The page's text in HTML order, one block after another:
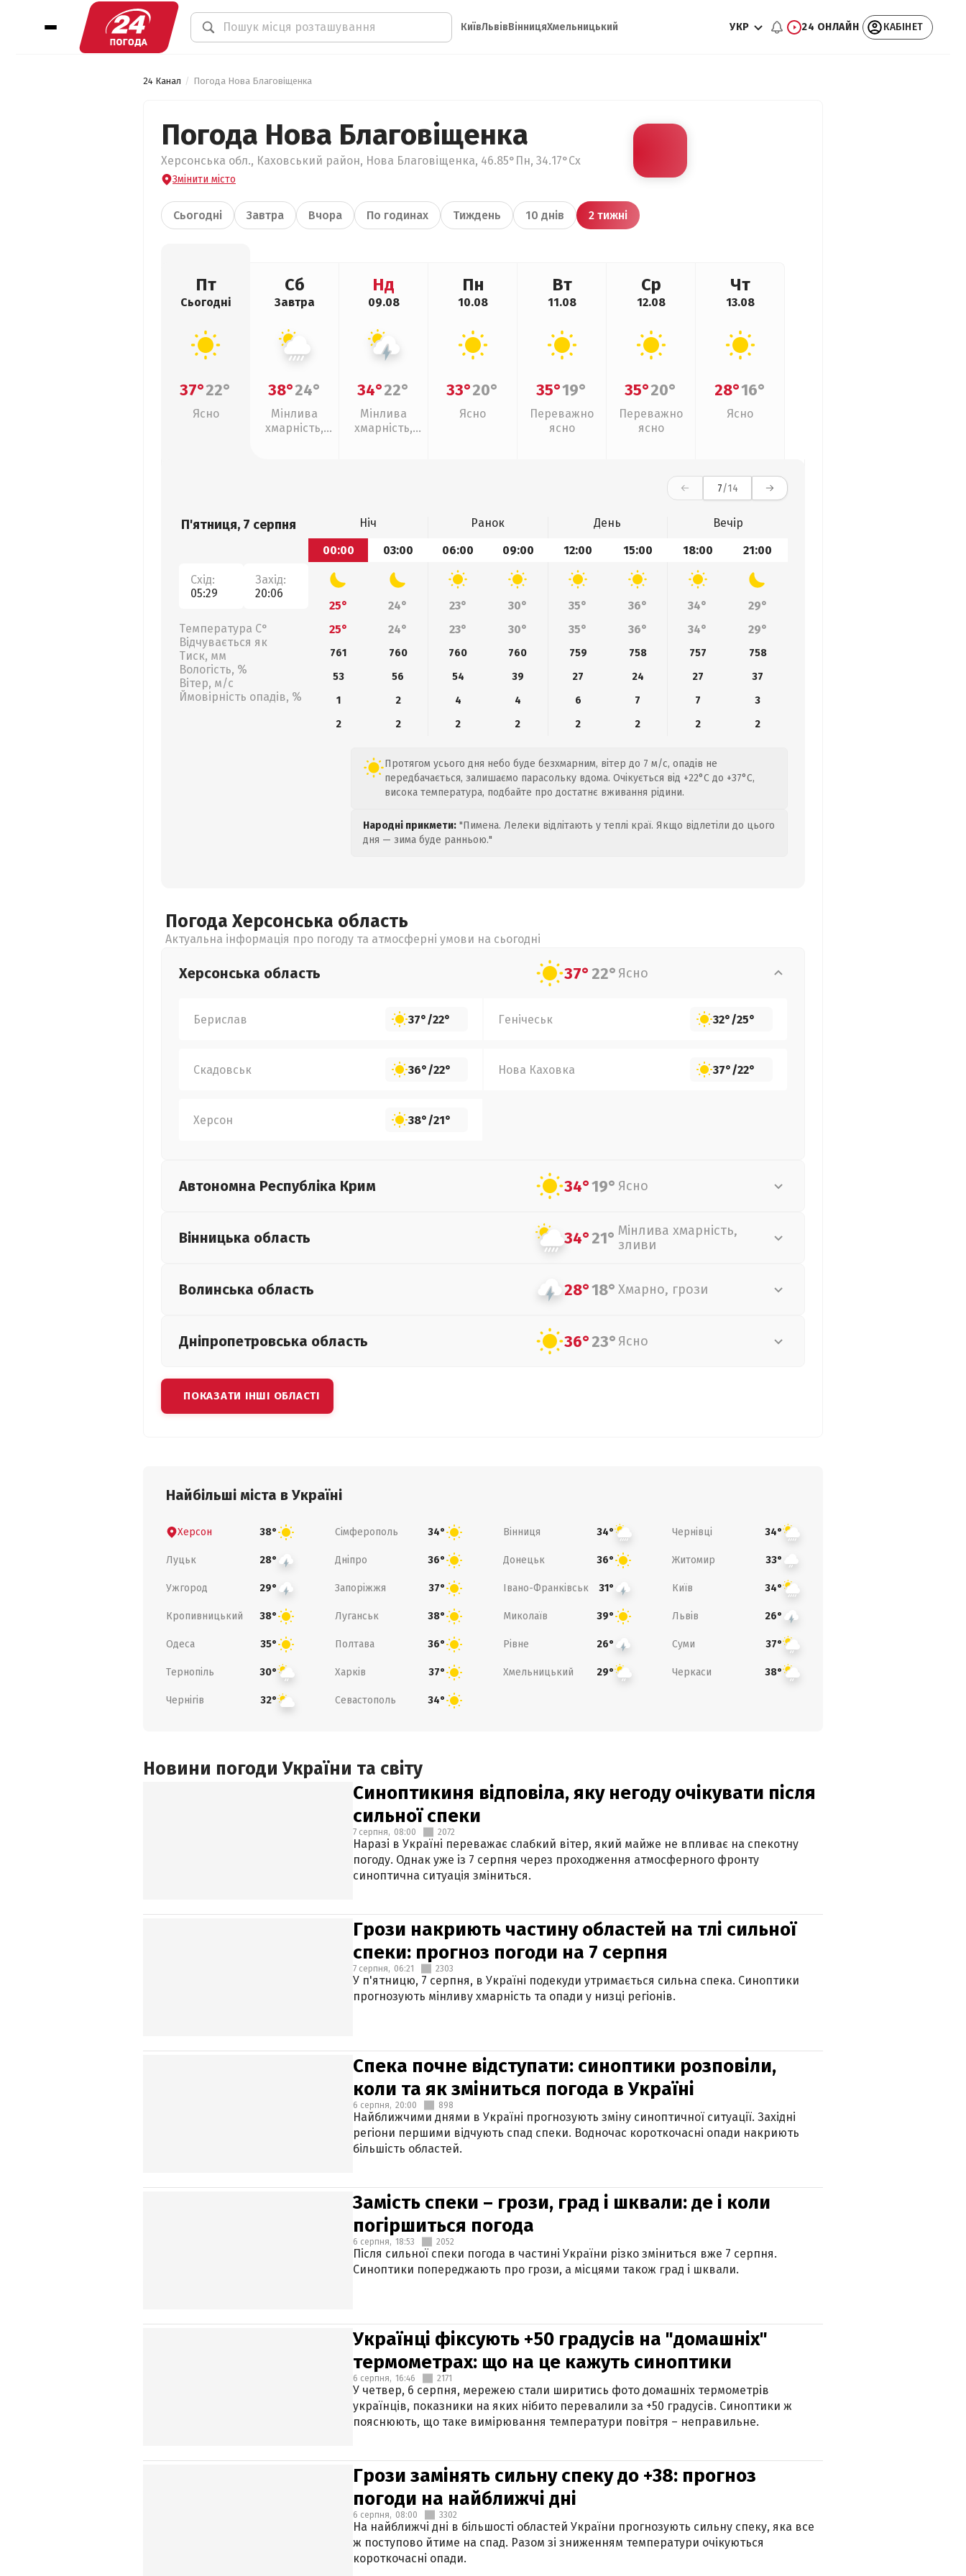
КиївЛьвівВінницяХмельницький УКР 24 ОНЛАЙН КАБІНЕТ
24 Канал Погода Нова Благовіщенка
Погода Нова Благовіщенка
Херсонська обл., Каховський район, Нова Благовіщенка, 46.85°Пн, 34.17°Сх
Змінити місто
Сьогодні Завтра Вчора По годинах Тиждень 10 днів 2 тижні
Пт
Сьогодні
37°22°
Ясно
Сб
Завтра
38°24°
Мінлива
хмарність,
Нд
09.08
34°22°
Мінлива
хмарність,
Пн
10.08
33°20°
Ясно
Вт
11.08
35°19°
Переважно
ясно
Ср
12.08
35°20°
Переважно
ясно
Чт
13.08
28°16°
Ясно
7/14
П'ятниця, 7 серпня
Схід:
05:29
Захід:
20:06
Температура С°
Відчувається як
Тиск, мм
Вологість, %
Вітер, м/с
Ймовірність опадів, %
Ніч Ранок День
Вечір
00:00
03:00 06:00 09:00 12:00 15:00 18:00 21:00
25° 24° 23° 30° 35° 36° 34°
29°
25°
24° 23° 30° 35° 36° 34° 29°
761 760 760 760 759 758 757
758
53
56 54 39 27 24 27
37
1
2 4 4 6 7 7
3
2
2 2 2 2 2 2 2
Протягом усього дня небо буде безхмарним, вітер до 7 м/с, опадів не
передбачається, залишаємо парасольку вдома. Очікується від +22°C до +37°C,
висока температура, подбайте про достатнє вживання рідини.
Народні прикмети: "Пимена. Лелеки відлітають у теплі краї. Якщо відлетіли до цього
дня — зима буде ранньою."
Погода Херсонська область
Актуальна інформація про погоду та атмосферні умови на сьогодні
Херсонська область 37°22° Ясно
Берислав 37°/22° Генічеськ 32°/25°
Скадовськ 36°/22° Нова Каховка 37°/22°
Херсон 38°/21°
Автономна Республіка Крим 34°19° Ясно
Вінницька область 34°21° Мінлива хмарність,
зливи
Волинська область 28°18° Хмарно, грози
Дніпропетровська область 36°23° Ясно
ПОКАЗАТИ ІНШІ ОБЛАСТІ
Найбільші міста в Україні
Херсон 38° Сімферополь 34° Вінниця 34° Чернівці 34°
Луцьк 28° Дніпро 36° Донецьк 36° Житомир 33°
Ужгород 29° Запоріжжя 37° Івано-Франківськ 31° Київ 34°
Кропивницький 38° Луганськ 38° Миколаїв 39° Львів 26°
Одеса 35° Полтава 36° Рівне 26° Суми 37°
Тернопіль 30° Харків 37° Хмельницький 29° Черкаси 38°
Чернігів 32° Севастополь 34°
Новини погоди України та світу
Синоптикиня відповіла, яку негоду очікувати після
сильної спеки
7 серпня, 08:00 2072
Наразі в Україні переважає слабкий вітер, який майже не впливає на спекотну
погоду. Однак уже із 7 серпня через проходження атмосферного фронту
синоптична ситуація зміниться.
Грози накриють частину областей на тлі сильної
спеки: прогноз погоди на 7 серпня
7 серпня, 06:21 2303
У п'ятницю, 7 серпня, в Україні подекуди утримається сильна спека. Синоптики
прогнозують мінливу хмарність та опади у низці регіонів.
Спека почне відступати: синоптики розповіли,
коли та як зміниться погода в Україні
6 серпня, 20:00 898
Найближчими днями в Україні прогнозують зміну синоптичної ситуації. Західні
регіони першими відчують спад спеки. Водночас короткочасні опади накриють
більшість областей.
Замість спеки – грози, град і шквали: де і коли
погіршиться погода
6 серпня, 18:53 2052
Після сильної спеки погода в частині України різко зміниться вже 7 серпня.
Синоптики попереджають про грози, а місцями також град і шквали.
Українці фіксують +50 градусів на "домашніх"
термометрах: що на це кажуть синоптики
6 серпня, 16:46 2171
У четвер, 6 серпня, мережею стали ширитись фото домашніх термометрів
українців, показники на яких нібито перевалили за +50 градусів. Синоптики ж
пояснюють, що таке вимірювання температури повітря – неправильне.
Грози замінять сильну спеку до +38: прогноз
погоди на найближчі дні
6 серпня, 08:00 3302
На найближчі дні в більшості областей України прогнозують сильну спеку, яка все
ж поступово йтиме на спад. Разом зі зниженням температури очікуються
короткочасні опади.